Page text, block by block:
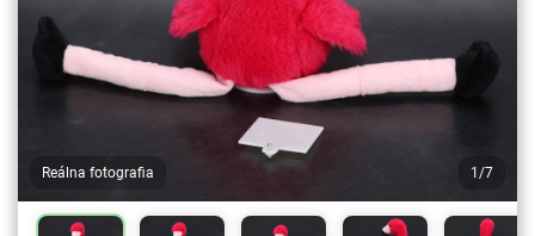
Reálna fotografia 1/7